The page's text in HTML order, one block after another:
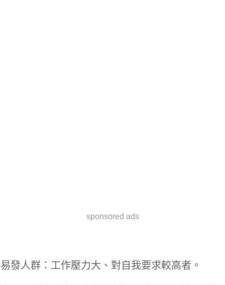
sponsored ads
易發人群：工作壓力大、對自我要求較高者。